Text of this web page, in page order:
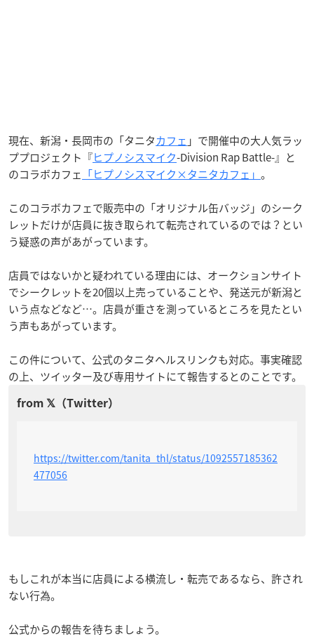
現在、新潟・長岡市の「タニタカフェ 」で開催中の大人気ラッ
ププロジェクト『ヒプノシスマイク-Division Rap Battle-』と
のコラボカフェ 「ヒプノシスマイク×タニタカフェ」 。
このコラボカフェで販売中の「オリジナル缶バッジ」のシーク
レットだけが店員に抜き取られて転売されているのでは？とい
う疑惑の声があがっています。
店員ではないかと疑われている理由には、オークションサイト
でシークレットを20個以上売っていることや、発送元が新潟と
いう点などなど…。店員が重さを測っているところを見たとい
う声もあがっています。
この件について、公式のタニタヘルスリンクも対応。事実確認
の上、ツイッター及び専用サイトにて報告するとのことです。
https://twitter.com/tanita_thl/status/1092557185362
477056
もしこれが本当に店員による横流し・転売であるなら、許され
ない行為。
公式からの報告を待ちましょう。